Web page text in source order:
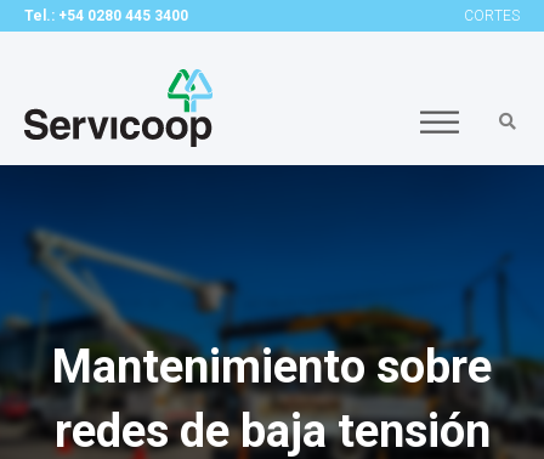
Tel.: +54 0280 445 3400 CORTES
Mantenimiento sobre
redes de baja tensión